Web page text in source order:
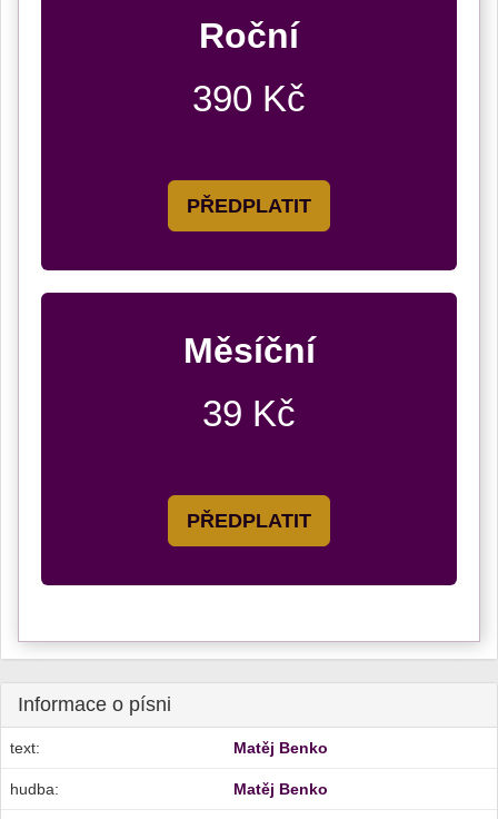
Roční
390 Kč
PŘEDPLATIT
Měsíční
39 Kč
PŘEDPLATIT
Informace o písni
text: Matěj Benko
hudba: Matěj Benko